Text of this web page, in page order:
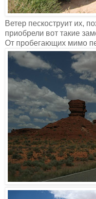
Ветер пескоструит их,
приобрели вот такие
От пробегающих мимо